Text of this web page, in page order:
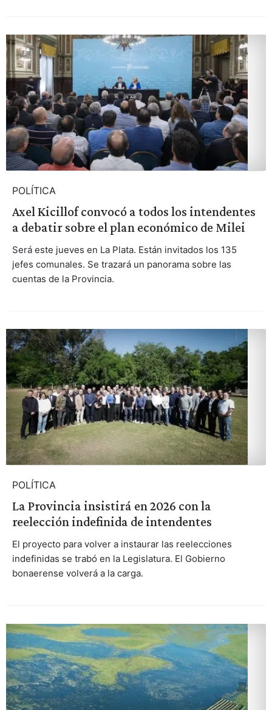
POLÍTICA
Axel Kicillof convocó a todos los intendentes
a debatir sobre el plan económico de Milei
Será este jueves en La Plata. Están invitados los 135
jefes comunales. Se trazará un panorama sobre las
cuentas de la Provincia.
POLÍTICA
La Provincia insistirá en 2026 con la
reelección indefinida de intendentes
El proyecto para volver a instaurar las reelecciones
indefinidas se trabó en la Legislatura. El Gobierno
bonaerense volverá a la carga.